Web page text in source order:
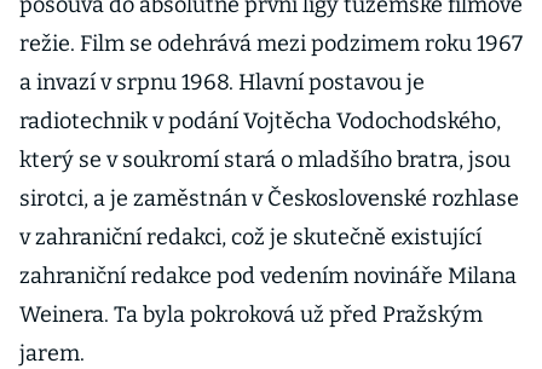
režie. Film se odehrává mezi podzimem roku 1967
a invazí v srpnu 1968. Hlavní postavou je
radiotechnik v podání Vojtěcha Vodochodského,
který se v soukromí stará o mladšího bratra, jsou
sirotci, a je zaměstnán v Československé rozhlase
v zahraniční redakci, což je skutečně existující
zahraniční redakce pod vedením novináře Milana
Weinera. Ta byla pokroková už před Pražským
jarem.